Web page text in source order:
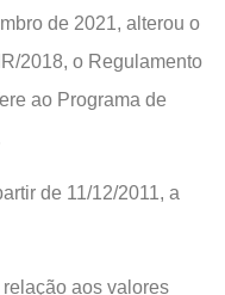
de 2021, alterou o
2018, o Regulamento
ao Programa de
de 11/12/2011, a
aos valores